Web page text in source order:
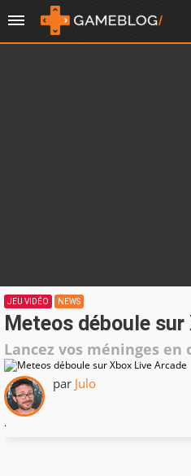
JEU VIDÉO NEWS
Meteos déboule
Lancez vos méninges en
par Julo
.